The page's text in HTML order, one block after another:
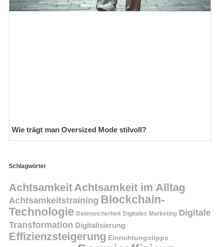
Wie trägt man Oversized Mode stilvoll?
Schlagwörter
AchtsamkeitAchtsamkeit im Alltag
Achtsamkeitstraining Blockchain-
Technologie Datensicherheit Digitales Marketing Digitale
Transformation Digitalisierung
Effizienzsteigerung Einrichtungstipps